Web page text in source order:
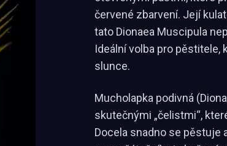
červené zbarvení. Její
tato Dionaea Muscipula
Ideální volba pro
slunce.
Mucholapka podivná
skutečnými „čelistmi“,
Docela snadno se pěstuje